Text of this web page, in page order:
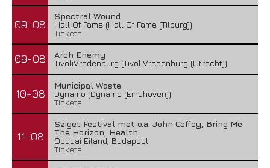
09-08
Spectral Wound
Hall Of Fame (Hall Of Fame (Tilburg))
Tickets
09-08
Arch Enemy
TivoliVredenburg (TivoliVredenburg (Utrecht))
10-08
Municipal Waste
Dynamo (Dynamo (Eindhoven))
Tickets
11-08
Sziget Festival met o.a. John Coffey, Bring Me
The Horizon, Health
Óbudai Eiland, Budapest
Tickets